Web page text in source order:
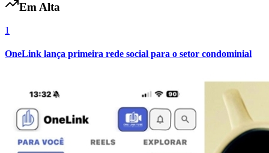
Em Alta
1
OneLink lança primeira rede social para o setor condominial